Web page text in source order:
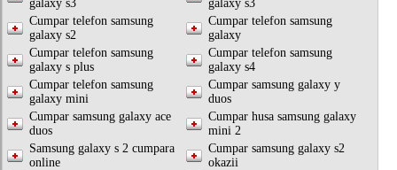
galaxy s3
galaxy s3
Cumpar telefon samsung
galaxy s2
Cumpar telefon samsung
galaxy
Cumpar telefon samsung
galaxy s plus
Cumpar telefon samsung
galaxy s4
Cumpar telefon samsung
galaxy mini
Cumpar samsung galaxy y
duos
Cumpar samsung galaxy ace
duos
Cumpar husa samsung galaxy
mini 2
Samsung galaxy s 2 cumpara
online
Cumpar samsung galaxy s2
okazii